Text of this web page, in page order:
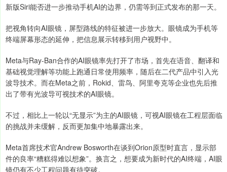
新版Siri能否进一步推动手机AI的边界，仍需等到正式发布的那一天。
把视角转向AI眼镜，屏型路线的特征被进一步放大。眼镜成为手机等
终端屏幕形态的延伸，把信息展示转移到用户视野中。
Meta与Ray-Ban合作的AI眼镜率先打开了市场，首先在语音、翻译和
基础视觉理解等功能上跑通日常使用频率，随后在二代产品中引入光
波导技术。而在Meta之前，Rokid、雷鸟、阿里夸克等企业也先后推
出了带有光波导可视技术的AI眼镜。
不过，相比上一轮以“无显示”为主的AI眼镜，可视AI眼镜在工程层面临
的挑战并未缓解，反而更加集中地暴露出来。
Meta首席技术官Andrew Bosworth在谈到Orion原型时直言，显示部
件的良率“糟糕得难以想象”。换言之，想要成为新时代的AI终端，AI眼
镜仍有不少工程问题有待突破。